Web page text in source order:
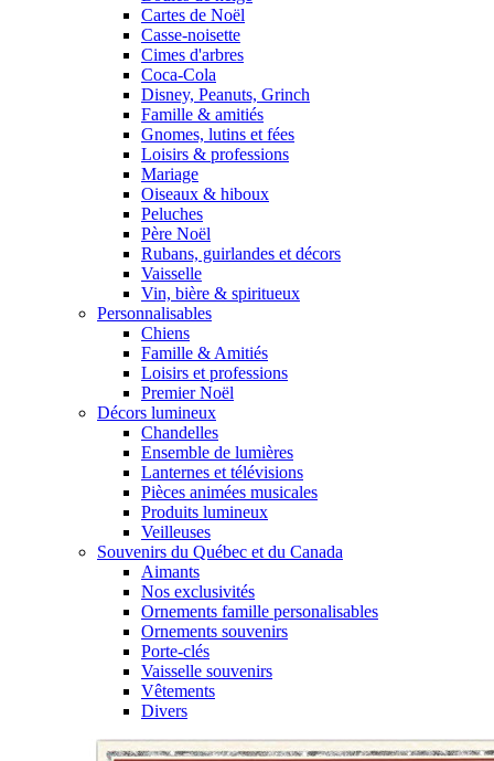
Cartes de Noël
Casse-noisette
Cimes d'arbres
Coca-Cola
Disney, Peanuts, Grinch
Famille & amitiés
Gnomes, lutins et fées
Loisirs & professions
Mariage
Oiseaux & hiboux
Peluches
Père Noël
Rubans, guirlandes et décors
Vaisselle
Vin, bière & spiritueux
Personnalisables
Chiens
Famille & Amitiés
Loisirs et professions
Premier Noël
Décors lumineux
Chandelles
Ensemble de lumières
Lanternes et télévisions
Pièces animées musicales
Produits lumineux
Veilleuses
Souvenirs du Québec et du Canada
Aimants
Nos exclusivités
Ornements famille personalisables
Ornements souvenirs
Porte-clés
Vaisselle souvenirs
Vêtements
Divers